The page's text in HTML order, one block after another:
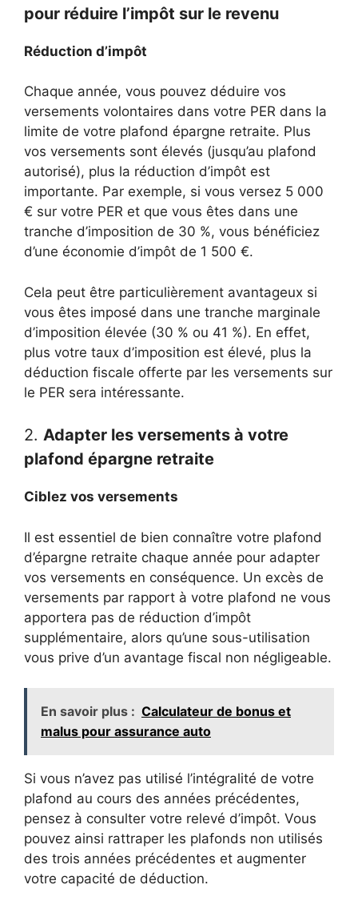
pour réduire l’impôt sur le revenu
Réduction d’impôt
Chaque année, vous pouvez déduire vos
versements volontaires dans votre PER dans la
limite de votre plafond épargne retraite. Plus
vos versements sont élevés (jusqu’au plafond
autorisé), plus la réduction d’impôt est
importante. Par exemple, si vous versez 5 000
€ sur votre PER et que vous êtes dans une
tranche d’imposition de 30 %, vous bénéficiez
d’une économie d’impôt de 1 500 €.
Cela peut être particulièrement avantageux si
vous êtes imposé dans une tranche marginale
d’imposition élevée (30 % ou 41 %). En effet,
plus votre taux d’imposition est élevé, plus la
déduction fiscale offerte par les versements sur
le PER sera intéressante.
2. Adapter les versements à votre
plafond épargne retraite
Ciblez vos versements
Il est essentiel de bien connaître votre plafond
d’épargne retraite chaque année pour adapter
vos versements en conséquence. Un excès de
versements par rapport à votre plafond ne vous
apportera pas de réduction d’impôt
supplémentaire, alors qu’une sous-utilisation
vous prive d’un avantage fiscal non négligeable.
En savoir plus : Calculateur de bonus et
malus pour assurance auto
Si vous n’avez pas utilisé l’intégralité de votre
plafond au cours des années précédentes,
pensez à consulter votre relevé d’impôt. Vous
pouvez ainsi rattraper les plafonds non utilisés
des trois années précédentes et augmenter
votre capacité de déduction.